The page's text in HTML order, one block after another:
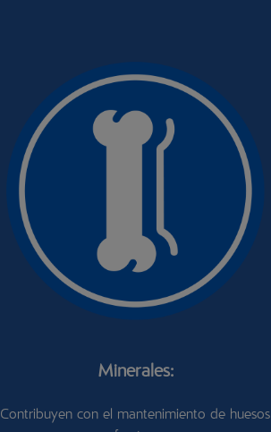
Minerales:
Contribuyen con el mantenimiento de huesos